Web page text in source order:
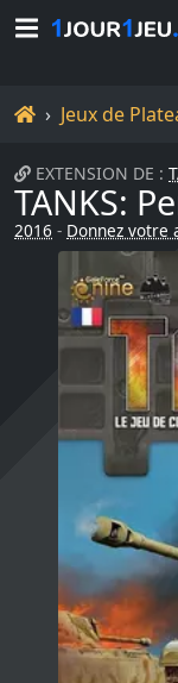
Accueil
Jeux de
EXTENSION DE :
TANKS:
2016 - Donnez votre